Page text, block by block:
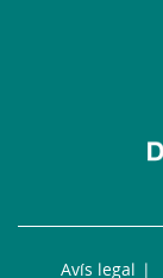
Avís legal